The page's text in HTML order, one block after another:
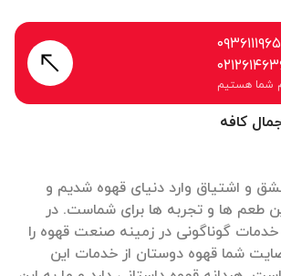
کافه
سال 1396 با عشق و اشتیاق وارد دنیای قهوه شدیم و
طعم ها و تجربه ها برای شماست. در
گوناگونی در زمینه صنعت قهوه را
شما قهوه دوستان از خدمات این
شما هستیم